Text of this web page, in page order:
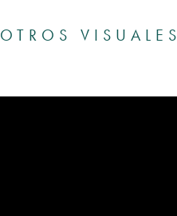
OTROS VISUALES